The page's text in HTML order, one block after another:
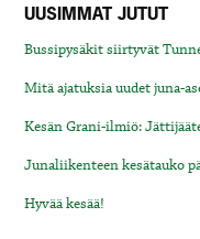
UUSIMMAT JUTUT
Bussipysäkit siirtyvät
Mitä ajatuksia uudet juna-
Kesän Grani-ilmiö:
Junaliikenteen kesätauko
Hyvää kesää!